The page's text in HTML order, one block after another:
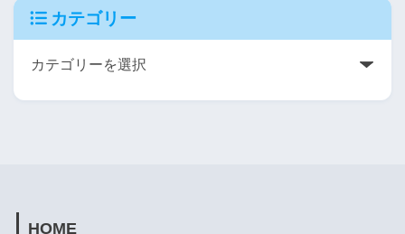
カテゴリー
HOME